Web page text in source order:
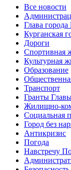
Все новости
Глава города
Курганская
Дороги
Спортивная
Культурная
Образование
Транспорт
Гранты
Жилищно-
Социальная
Город без
Антикризис
Погода
Навстречу